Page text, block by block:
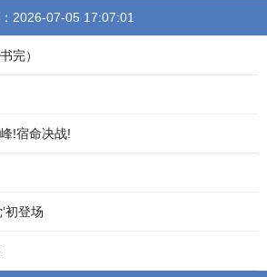
2026-07-05 17:07:01
完）
!宿命决战!
初登场